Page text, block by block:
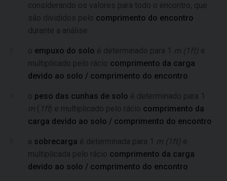
considerando os valores para todo o encontro, que
são divididos pelo comprimento do encontro
durante a análise.
o empuxo do solo é determinado para 1 m ( 1ft ) e
multiplicado pelo rácio comprimento da carga
devido ao solo / comprimento do encontro
o peso das cunhas de solo é determinado para 1
m ( 1ft) e multiplicado pelo rácio comprimento da
carga devido ao solo / comprimento do encontro
a sobrecarga é determinada para 1 m ( 1ft ) e
multiplicada pelo rácio comprimento da carga
devido ao solo / comprimento do encontro